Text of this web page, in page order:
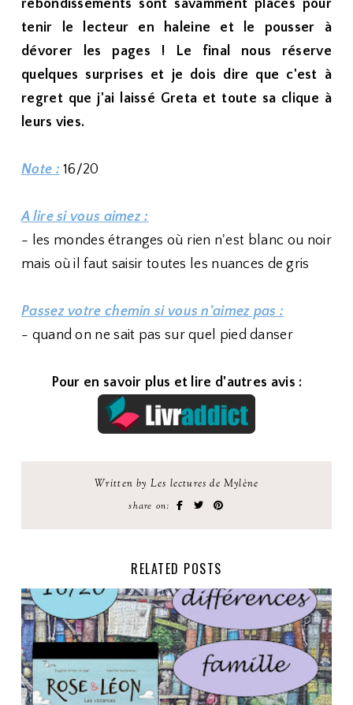
rebondissements sont savamment placés pour
tenir le lecteur en haleine et le pousser à
dévorer les pages ! Le final nous réserve
quelques surprises et je dois dire que c'est à
regret que j'ai laissé Greta et toute sa clique à
leurs vies.
Note : 16/20
A lire si vous aimez :
- les mondes étranges où rien n'est blanc ou noir
mais où il faut saisir toutes les nuances de gris
Passez votre chemin si vous n'aimez pas :
- quand on ne sait pas sur quel pied danser
Pour en savoir plus et lire d'autres avis :
Written by Les lectures de Mylène
share on:
RELATED POSTS